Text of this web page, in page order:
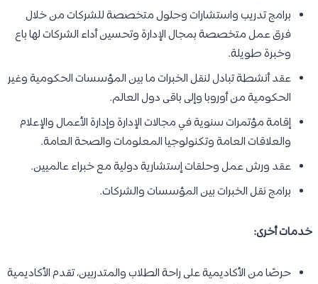
برامج تدريب واستشارات وحلول متخصصة للشركات من خلال
فرق عمل متخصصة بمجال الإدارة وتحسين أداء الشركات لها باع
وخبرة طويلة.
عقد أنشطة تبادل لنقل الخبرات ما بين المؤسسات الحكومية وغير
الحكومية من أوروبا وإلى باقى دول العالم.
إقامة مؤتمرات سنوية في مجالات الإدارة وإدارة الأعمال والإعلام
والعلاقات العامة وتكنولوجيا المعلومات والصحة العامة.
عقد ورش عمل وحلقات إستشارية دولية مع خبراء عالميين.
برامج نقل الخبرات بين المؤسسات والشركات.
خدمات أخرى:
حرصًا من الأكاديمية على راحة الطلاب والمتدربين، تقدم الأكاديمية